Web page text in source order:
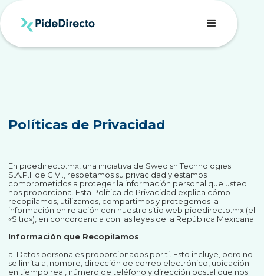
Políticas de Privacidad
En pidedirecto.mx, una iniciativa de Swedish Technologies
S.A.P.I. de C.V.., respetamos su privacidad y estamos
comprometidos a proteger la información personal que usted
nos proporciona. Esta Política de Privacidad explica cómo
recopilamos, utilizamos, compartimos y protegemos la
información en relación con nuestro sitio web pidedirecto.mx (el
«Sitio»), en concordancia con las leyes de la República Mexicana.
Información que Recopilamos
a. Datos personales proporcionados por ti. Esto incluye, pero no
se limita a, nombre, dirección de correo electrónico, ubicación
en tiempo real, número de teléfono y dirección postal que nos